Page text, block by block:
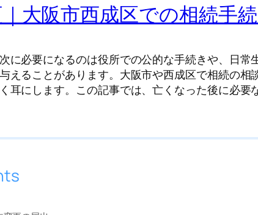
大阪市西成区での相続手
に必要になるのは役所での公的な手続きや、日
えることがあります。大阪市や西成区で相続の
耳にします。この記事では、亡くなった後に必